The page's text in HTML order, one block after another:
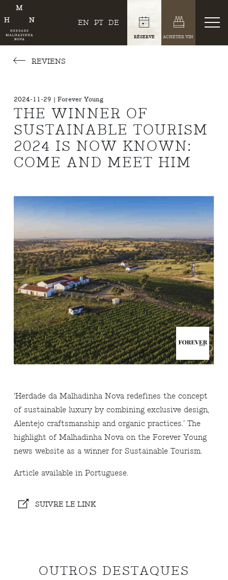
EN PT DE
RÉSERVE ACHETER VIN
REVIENS
2024-11-29 | Forever Young
THE WINNER OF
SUSTAINABLE TOURISM
2024 IS NOW KNOWN:
COME AND MEET HIM
‘Herdade da Malhadinha Nova redefines the concept
of sustainable luxury by combining exclusive design,
Alentejo craftsmanship and organic practices.’ The
highlight of Malhadinha Nova on the Forever Young
news website as a winner for Sustainable Tourism.
Article available in Portuguese.
SUIVRE LE LINK
OUTROS DESTAQUES